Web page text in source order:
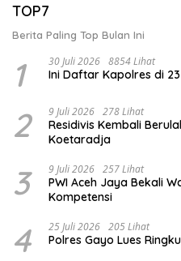
TOP7
Berita Paling Top Bulan Ini
1 30 Juli 2026 8854 Lihat
Ini Daftar Kapolres di
2 9 Juli 2026 278 Lihat
Residivis Kembali
Koetaradja
3 9 Juli 2026 257 Lihat
PWI Aceh Jaya Bekali
Kompetensi
4 25 Juli 2026 205 Lihat
Polres Gayo Lues